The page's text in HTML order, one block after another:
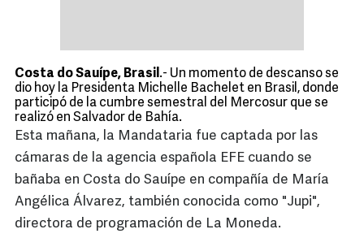
Costa do Sauípe, Brasil .- Un momento de descanso se
dio hoy la Presidenta Michelle Bachelet en Brasil, donde
participó de la cumbre semestral del Mercosur que se
realizó en Salvador de Bahía.
Esta mañana, la Mandataria fue captada por las
cámaras de la agencia española EFE cuando se
bañaba en Costa do Sauípe en compañía de María
Angélica Álvarez, también conocida como "Jupi",
directora de programación de La Moneda.